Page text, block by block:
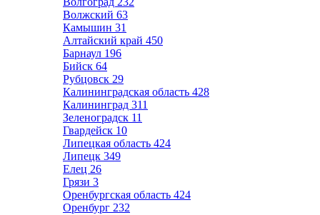
Волжский 63
Камышин 31
Алтайский край 450
Барнаул 196
Бийск 64
Рубцовск 29
Калининградская область 428
Калининград 311
Зеленоградск 11
Гвардейск 10
Липецкая область 424
Липецк 349
Елец 26
Грязи 3
Оренбургская область 424
Оренбург 232